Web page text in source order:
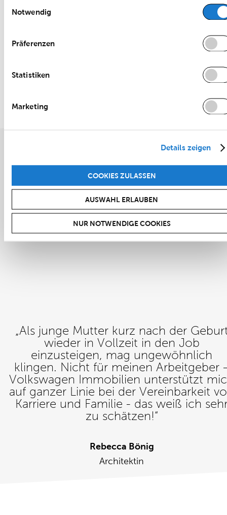
Notwendig
Präferenzen
Statistiken
Marketing
Details zeigen
COOKIES ZULASSEN
AUSWAHL ERLAUBEN
NUR NOTWENDIGE COOKIES
„Als junge Mutter kurz nach der
wieder in Vollzeit in den Job
einzusteigen, mag ungewöhnlich
klingen. Nicht für meinen Arbeitgeber
Volkswagen Immobilien unterstützt
auf ganzer Linie bei der Vereinbarkeit
Karriere und Familie - das weiß ich
zu schätzen!“
Rebecca Bönig
Architektin